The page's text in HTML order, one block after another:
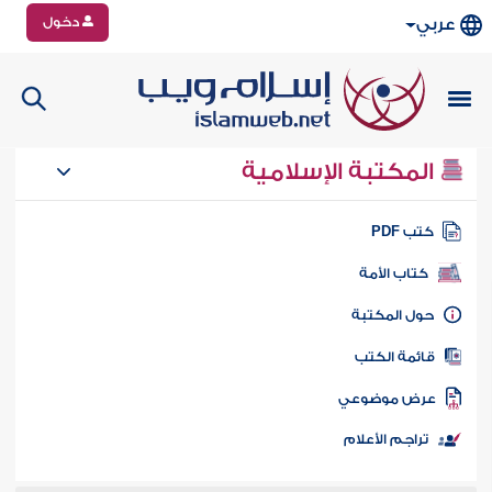
عربي دخول
المكتبة الإسلامية
كتب PDF
كتاب الأمة
المكتبة
الكتب
موضوعي